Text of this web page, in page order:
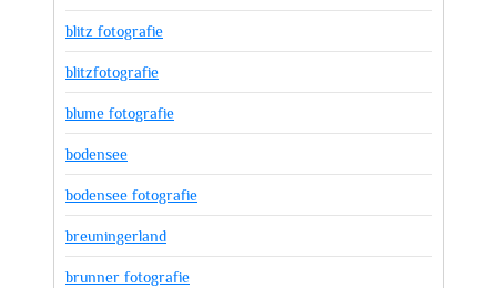
blitz fotografie
blitzfotografie
blume fotografie
bodensee
bodensee fotografie
breuningerland
brunner fotografie